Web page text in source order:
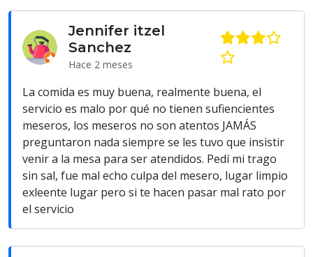
Jennifer itzel
Sanchez
Hace 2 meses
La comida es muy buena, realmente buena, el
servicio es malo por qué no tienen sufiencientes
meseros, los meseros no son atentos JAMÁS
preguntaron nada siempre se les tuvo que insistir
venir a la mesa para ser atendidos. Pedí mi trago
sin sal, fue mal echo culpa del mesero, lugar limpio
exleente lugar pero si te hacen pasar mal rato por
el servicio